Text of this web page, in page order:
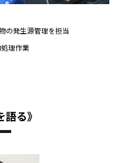
の発生源管理を担当
理作業
語る》